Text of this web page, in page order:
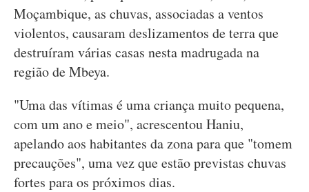
Moçambique, as chuvas, associadas a ventos
violentos, causaram deslizamentos de terra que
destruíram várias casas nesta madrugada na
região de Mbeya.
"Uma das vítimas é uma criança muito pequena,
com um ano e meio", acrescentou Haniu,
apelando aos habitantes da zona para que "tomem
precauções", uma vez que estão previstas chuvas
fortes para os próximos dias.